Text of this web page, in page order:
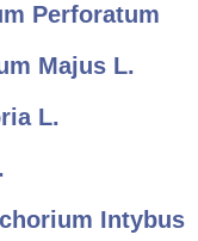
Perforatum
Majus L.
L.
Intybus